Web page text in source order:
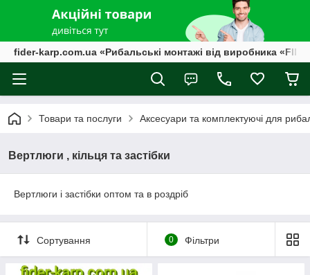
fider-karp.com.ua «Рибальські монтажі від виробника
Товари та послуги Аксесуари та комплектуючі для
Вертлюги , кільця та застібки
Вертлюги і застібки оптом та в роздріб
Сортування 0 Фільтри